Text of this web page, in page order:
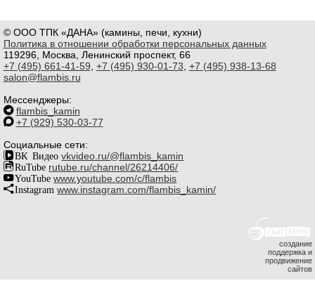
© ООО ТПК «ДАНА» (камины, печи, кухни)
Политика в отношении обработки персональных данных
119296, Москва, Ленинский проспект, 66
+7 (495) 661-41-59, +7 (495) 930-01-73, +7 (495) 938-13-68
salon@flambis.ru
Мессенджеры:
flambis_kamin
+7 (929) 530-03-77
Социальные сети:
ВК Видео vkvideo.ru/@flambis_kamin
RuTube rutube.ru/channel/26214406/
YouTube www.youtube.com/c/flambis
Instagram www.instagram.com/flambis_kamin/
создание
поддержка и
продвижение
сайтов